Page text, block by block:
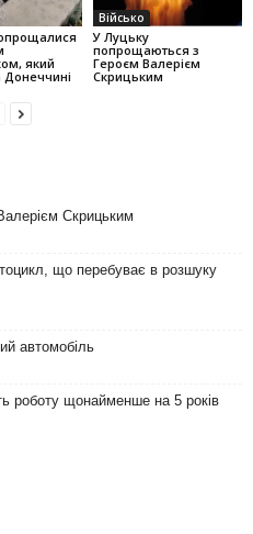
який
Донеччині
Військо
У Луцьку
попрощаються з
Героєм Валерієм
Скрицьким
Скрицьким
що перебуває в розшуку
автомобіль
роботу щонайменше на 5 років